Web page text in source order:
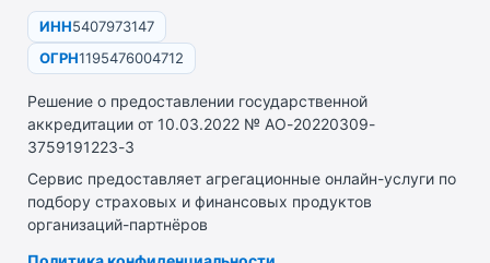
ИНН5407973147
ОГРН1195476004712
Решение о предоставлении государственной
аккредитации от 10.03.2022 № АО-20220309-
3759191223-3
Сервис предоставляет агрегационные онлайн-услуги по
подбору страховых и финансовых продуктов
организаций-партнёров